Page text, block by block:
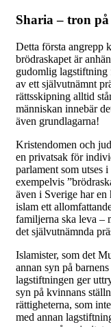
Sharia – tron
Detta första angrepp
brödraskapet är
gudomlig lagstiftning
av ett självutnämnt
rättsskipning alltid
människan innebär
även grundlagarna!
Kristendomen och
en privatsak för
parlament som utses
exempelvis
även i Sverige har
islam ett
familjerna ska leva –
det självutnämnda
Islamister, som det
annan syn på
lagstiftningen ger
syn på kvinnans
rättigheterna, som
med annan